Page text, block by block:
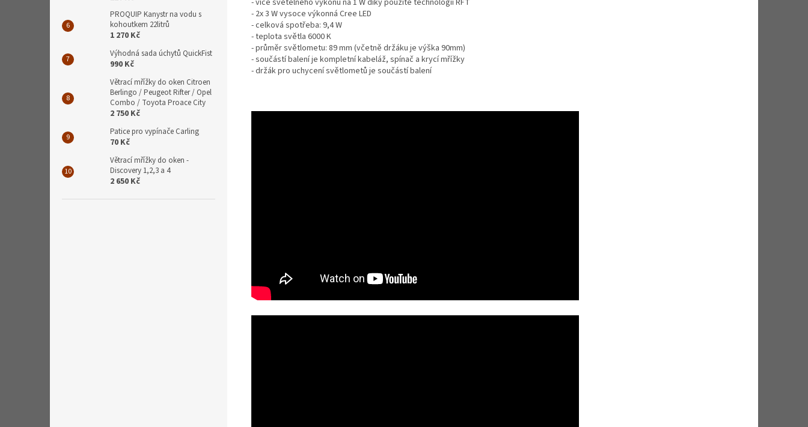
PROQUIP Kanystr na vodu s
kohoutkem 22litrů
1 270 Kč
Výhodná sada úchytů QuickFist
990 Kč
Větrací mřížky do oken Citroen
Berlingo / Peugeot Rifter / Opel
Combo / Toyota Proace City
2 750 Kč
Patice pro vypínače Carling
70 Kč
Větrací mřížky do oken -
Discovery 1,2,3 a 4
2 650 Kč
- 2x 3 W vysoce výkonná Cree LED
- celková spotřeba: 9,4 W
- teplota světla 6000 K
- průměr světlometu: 89 mm (včetně držáku je výška 90mm)
- součástí balení je kompletní kabeláž, spínač a krycí mřížky
- držák pro uchycení světlometů je součástí balení